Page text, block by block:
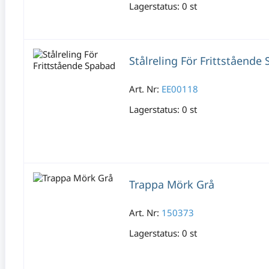
Lagerstatus: 0 st
Stålreling För Frittstående
Art. Nr: EE00118
Lagerstatus: 0 st
Trappa Mörk Grå
Art. Nr: 150373
Lagerstatus: 0 st